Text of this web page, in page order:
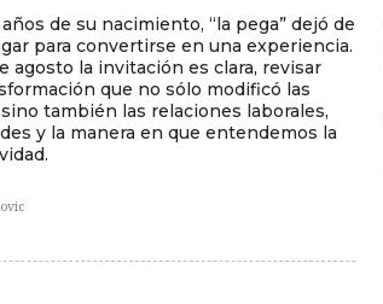
de su nacimiento, “la pega” dejó de
para convertirse en una experiencia.
agosto la invitación es clara, revisar
que no sólo modificó las
también las relaciones laborales,
y la manera en que entendemos la